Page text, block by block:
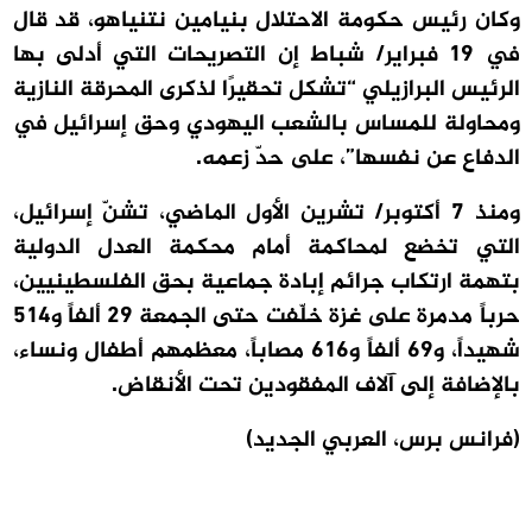
وكان رئيس حكومة الاحتلال بنيامين نتنياهو، قد قال
في 19 فبراير/ شباط إن التصريحات التي أدلى بها
الرئيس البرازيلي “تشكل تحقيرًا لذكرى المحرقة النازية
ومحاولة للمساس بالشعب اليهودي وحق إسرائيل في
الدفاع عن نفسها”، على حدّ زعمه.
ومنذ 7 أكتوبر/ تشرين الأول الماضي، تشنّ إسرائيل،
التي تخضع لمحاكمة أمام محكمة العدل الدولية
بتهمة ارتكاب جرائم إبادة جماعية بحق الفلسطينيين،
حرباً مدمرة على غزة خلّفت حتى الجمعة 29 ألفاً و514
شهيداً، و69 ألفاً و616 مصاباً، معظمهم أطفال ونساء،
بالإضافة إلى آلاف المفقودين تحت الأنقاض.
(فرانس برس، العربي الجديد)